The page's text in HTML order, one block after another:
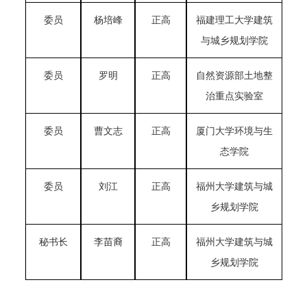
委员 杨培峰 正高
福建理工大学建筑
与城乡规划学院
委员 罗明 正高
自然资源部土地整
治重点实验室
委员 曹文志 正高
厦门大学环境与生
态学院
委员 刘江 正高
福州大学建筑与城
乡规划学院
秘书长 李苗裔 正高
福州大学建筑与城
乡规划学院